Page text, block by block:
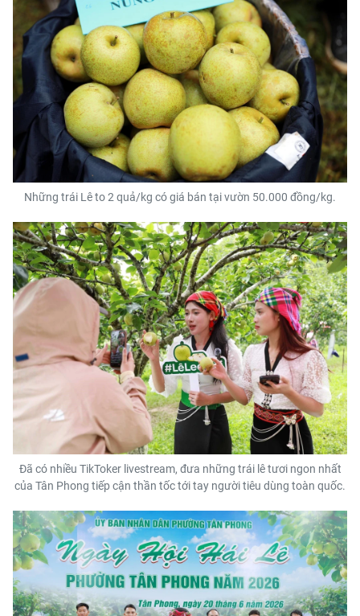
Những trái Lê to 2 quả/kg có giá bán tại vườn 50.000 đồng/kg.
Đã có nhiều TikToker livestream, đưa những trái lê tươi ngon nhất
của Tân Phong tiếp cận thần tốc tới tay người tiêu dùng toàn quốc.